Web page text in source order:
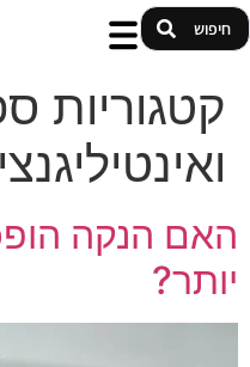
קטגוריות
האם הנקה
יותר?